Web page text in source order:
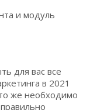
для вас все
в 2021
же необходимо